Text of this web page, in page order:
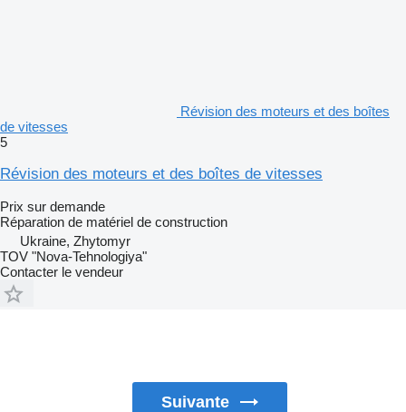
Révision des moteurs et des boîtes
de vitesses
5
Révision des moteurs et des boîtes de vitesses
Prix sur demande
Réparation de matériel de construction
Ukraine, Zhytomyr
TOV "Nova-Tehnologiya"
Contacter le vendeur
Suivante